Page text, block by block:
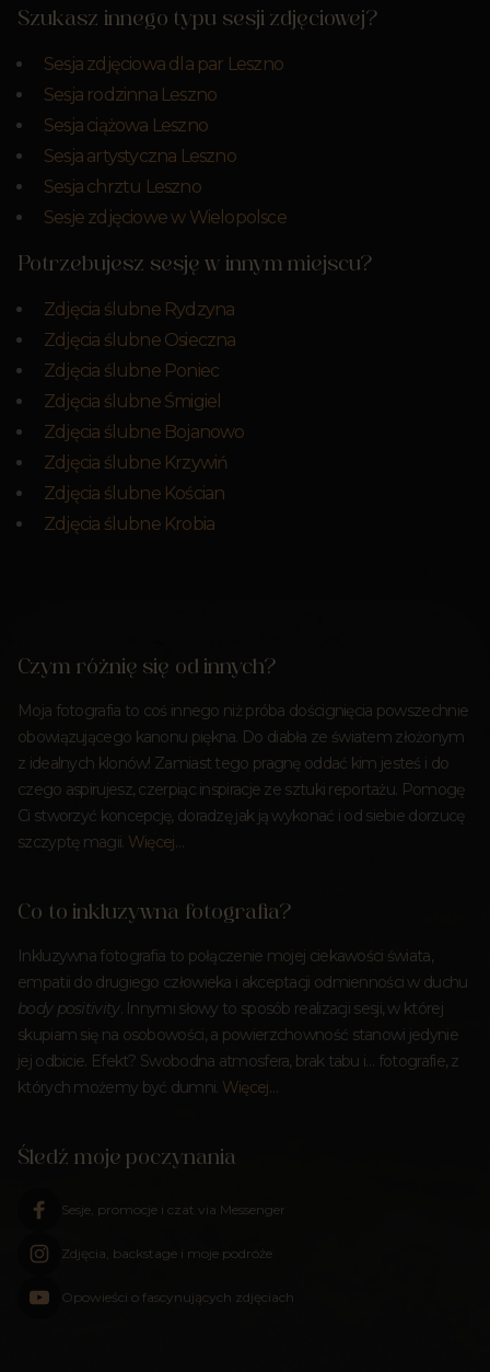
Szukasz innego typu sesji zdjęciowej?
Sesja zdjęciowa dla par Leszno
Sesja rodzinna Leszno
Sesja ciążowa Leszno
Sesja artystyczna Leszno
Sesja chrztu Leszno
Sesje zdjęciowe w Wielopolsce
Potrzebujesz sesję w innym miejscu?
Zdjęcia ślubne Rydzyna
Zdjęcia ślubne Osieczna
Zdjęcia ślubne Poniec
Zdjęcia ślubne Śmigiel
Zdjęcia ślubne Bojanowo
Zdjęcia ślubne Krzywiń
Zdjęcia ślubne Kościan
Zdjęcia ślubne Krobia
Czym różnię się od innych?
Moja fotografia to coś innego niż próba doścignięcia powszechnie
obowiązującego kanonu piękna. Do diabła ze światem złożonym
z idealnych klonów! Zamiast tego pragnę oddać kim jesteś i do
czego aspirujesz, czerpiąc inspiracje ze sztuki reportażu. Pomogę
Ci stworzyć koncepcję, doradzę jak ją wykonać i od siebie dorzucę
szczyptę magii. Więcej…
Co to inkluzywna fotografia?
Inkluzywna fotografia to połączenie mojej ciekawości świata,
empatii do drugiego człowieka i akceptacji odmienności w duchu
body positivity. Innymi słowy to sposób realizacji sesji, w której
skupiam się na osobowości, a powierzchowność stanowi jedynie
jej odbicie. Efekt? Swobodna atmosfera, brak tabu i… fotografie, z
których możemy być dumni. Więcej…
Śledź moje poczynania
Sesje, promocje i czat via Messenger
Zdjęcia, backstage i moje podróże
Opowieści o fascynujących zdjęciach